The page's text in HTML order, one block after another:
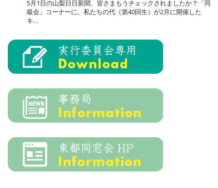
5月1日の山梨日日新聞、皆さまもうチェックされましたか？「同
級会」コーナーに、私たちの代（第40回生）が2月に開催した
キ…